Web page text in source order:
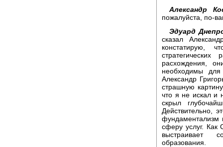
Александр
пожалуйста, по-
Эдуард
сказал
констатирую,
стратегических
расхождения,
необходимы
Александр
страшную
что я не искал и
скрыл
Действительно,
фундаментализм
сферу услуг.
выстраивает
образования.